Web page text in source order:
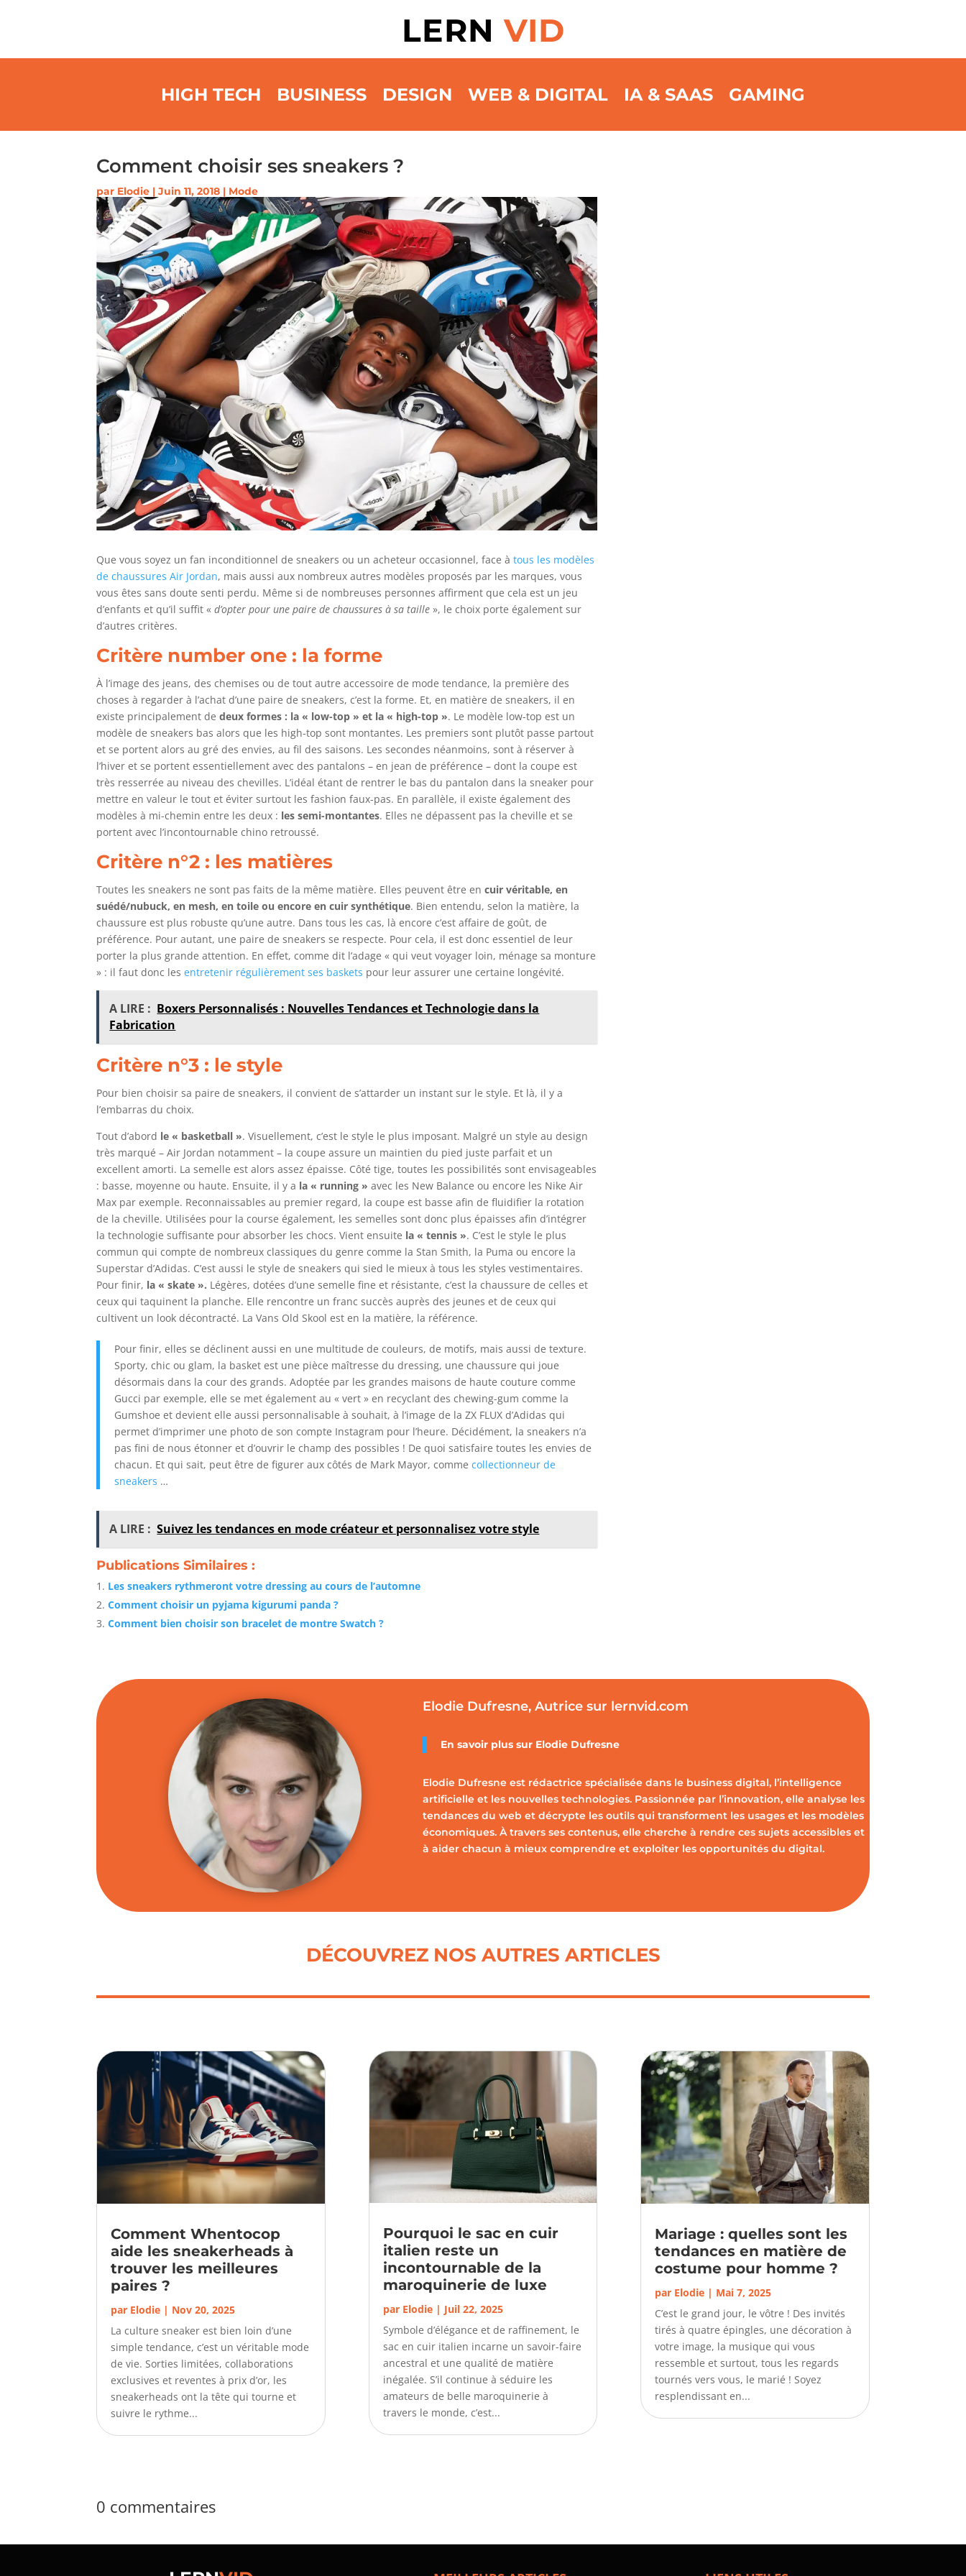
LERNVID
HIGH TECH BUSINESS DESIGN WEB & DIGITAL IA & SAAS GAMING
Comment choisir ses sneakers ?
par Elodie |Juin 11, 2018 | Mode
Que vous soyez un fan inconditionnel de sneakers ou un acheteur occasionnel, face àtous les modèles
de chaussures Air Jordan, mais aussi aux nombreux autres modèles proposés par les marques, vous
vous êtes sans doute senti perdu. Même si de nombreuses personnes affirment que cela est un jeu
d’enfants et qu’il suffit «d’opter pour une paire de chaussures à sa taille », le choix porte également sur
d’autres critères.
Critère number one : la forme
À l’image des jeans, des chemises ou de tout autre accessoire de mode tendance, la première des
choses à regarder à l’achat d’une paire de sneakers, c’est la forme. Et, en matière de sneakers, il en
existe principalement dedeux formes : la « low-top » et la « high-top ». Le modèle low-top est un
modèle de sneakers bas alors que les high-top sont montantes. Les premiers sont plutôt passe partout
et se portent alors au gré des envies, au fil des saisons. Les secondes néanmoins, sont à réserver à
l’hiver et se portent essentiellement avec des pantalons – en jean de préférence – dont la coupe est
très resserrée au niveau des chevilles. L’idéal étant de rentrer le bas du pantalon dans la sneaker pour
mettre en valeur le tout et éviter surtout les fashion faux-pas. En parallèle, il existe également des
modèles à mi-chemin entre les deux : les semi-montantes. Elles ne dépassent pas la cheville et se
portent avec l’incontournable chino retroussé.
Critère n°2 : les matières
Toutes les sneakers ne sont pas faits de la même matière. Elles peuvent être encuir véritable, en
suédé/nubuck, en mesh, en toile ou encore en cuir synthétique. Bien entendu, selon la matière, la
chaussure est plus robuste qu’une autre. Dans tous les cas, là encore c’est affaire de goût, de
préférence. Pour autant, une paire de sneakers se respecte. Pour cela, il est donc essentiel de leur
porter la plus grande attention. En effet, comme dit l’adage « qui veut voyager loin, ménage sa monture
» : il faut donc lesentretenir régulièrement ses baskets pour leur assurer une certaine longévité.
A LIRE : Boxers Personnalisés : Nouvelles Tendances et Technologie dans la
Fabrication
Critère n°3 : le style
Pour bien choisir sa paire de sneakers, il convient de s’attarder un instant sur le style. Et là, il y a
l’embarras du choix.
Tout d’abord le « basketball ». Visuellement, c’est le style le plus imposant. Malgré un style au design
très marqué – Air Jordan notamment – la coupe assure un maintien du pied juste parfait et un
excellent amorti. La semelle est alors assez épaisse. Côté tige, toutes les possibilités sont envisageables
: basse, moyenne ou haute. Ensuite, il y a la « running » avec les New Balance ou encore les Nike Air
Max par exemple. Reconnaissables au premier regard, la coupe est basse afin de fluidifier la rotation
de la cheville. Utilisées pour la course également, les semelles sont donc plus épaisses afin d’intégrer
la technologie suffisante pour absorber les chocs. Vient ensuite la « tennis ». C’est le style le plus
commun qui compte de nombreux classiques du genre comme la Stan Smith, la Puma ou encore la
Superstar d’Adidas. C’est aussi le style de sneakers qui sied le mieux à tous les styles vestimentaires.
Pour finir, la « skate ». Légères, dotées d’une semelle fine et résistante, c’est la chaussure de celles et
ceux qui taquinent la planche. Elle rencontre un franc succès auprès des jeunes et de ceux qui
cultivent un look décontracté. La Vans Old Skool est en la matière, la référence.
Pour finir, elles se déclinent aussi en une multitude de couleurs, de motifs, mais aussi de texture.
Sporty, chic ou glam, la basket est une pièce maîtresse du dressing, une chaussure qui joue
désormais dans la cour des grands. Adoptée par les grandes maisons de haute couture comme
Gucci par exemple, elle se met également au « vert » en recyclant des chewing-gum comme la
Gumshoe et devient elle aussi personnalisable à souhait, à l’image de la ZX FLUX d’Adidas qui
permet d’imprimer une photo de son compte Instagram pour l’heure. Décidément, la sneakers n’a
pas fini de nous étonner et d’ouvrir le champ des possibles ! De quoi satisfaire toutes les envies de
chacun. Et qui sait, peut être de figurer aux côtés de Mark Mayor, commecollectionneur de
sneakers …
A LIRE : Suivez les tendances en mode créateur et personnalisez votre style
Publications Similaires :
Les sneakers rythmeront votre dressing au cours de l’automne
Comment choisir un pyjama kigurumi panda ?
Comment bien choisir son bracelet de montre Swatch ?
Elodie Dufresne, Autrice sur lernvid.com
En savoir plus sur Elodie Dufresne
Elodie Dufresne est rédactrice spécialisée dans le business digital, l’intelligence
artificielle et les nouvelles technologies. Passionnée par l’innovation, elle analyse les
tendances du web et décrypte les outils qui transforment les usages et les modèles
économiques. À travers ses contenus, elle cherche à rendre ces sujets accessibles et
à aider chacun à mieux comprendre et exploiter les opportunités du digital.
DÉCOUVREZ NOS AUTRES ARTICLES
Comment Whentocop
aide les sneakerheads à
trouver les meilleures
paires ?
par Elodie | Nov 20, 2025
La culture sneaker est bien loin d’une
simple tendance, c’est un véritable mode
de vie. Sorties limitées, collaborations
exclusives et reventes à prix d’or, les
sneakerheads ont la tête qui tourne et
suivre le rythme...
Pourquoi le sac en cuir
italien reste un
incontournable de la
maroquinerie de luxe
par Elodie| Juil 22, 2025
Symbole d’élégance et de raffinement, le
sac en cuir italien incarne un savoir-faire
ancestral et une qualité de matière
inégalée. S’il continue à séduire les
amateurs de belle maroquinerie à
travers le monde, c’est...
Mariage : quelles sont les
tendances en matière de
costume pour homme ?
par Elodie| Mai 7, 2025
C’est le grand jour, le vôtre ! Des invités
tirés à quatre épingles, une décoration à
votre image, la musique qui vous
ressemble et surtout, tous les regards
tournés vers vous, le marié ! Soyez
resplendissant en...
0 commentaires